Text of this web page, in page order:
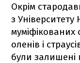
Окрім
з
муміфікованих
оленів і
були залишені